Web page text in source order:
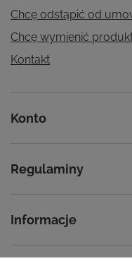
Chcę odstąpić od
Chcę wymienić
Kontakt
Konto
Regulaminy
Informacje